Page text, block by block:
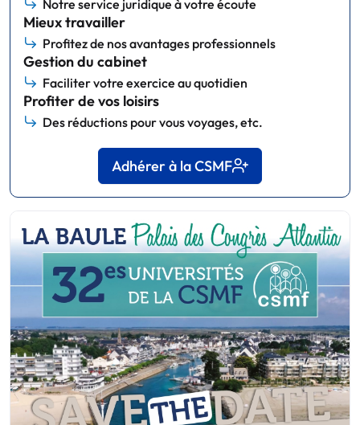
Notre service juridique à votre écoute
Mieux travailler
Profitez de nos avantages professionnels
Gestion du cabinet
Faciliter votre exercice au quotidien
Profiter de vos loisirs
Des réductions pour vous voyages, etc.
Adhérer à la CSMF